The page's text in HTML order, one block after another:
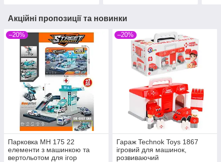
Акційні пропозиції та новинки
–20%
Парковка MH 175 22
елементи з машинкою та
вертольотом для ігор
–20%
Гараж Technok Toys 1867
ігровий для машинок,
розвиваючий